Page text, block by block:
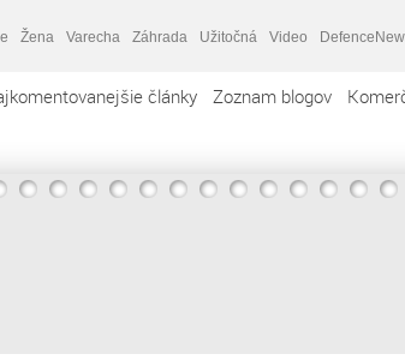
Žena Varecha Záhrada Užitočná Video
články Zoznam blogov